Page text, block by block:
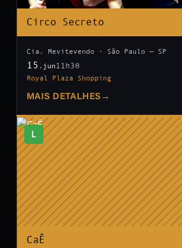
Circo Secreto
Cia. Mevitevendo · São Paulo — SP
15 .jun 11h30
Royal Plaza Shopping
MAIS DETALHES →
L
CaÊ